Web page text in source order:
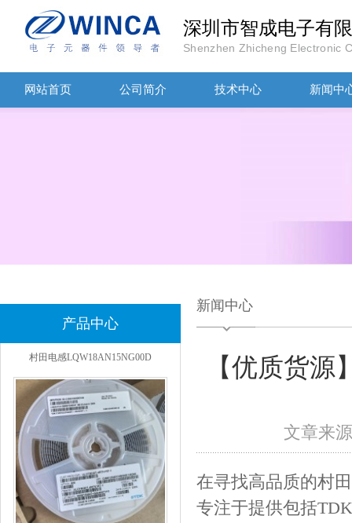
深圳市智成电子有
Shenzhen Zhicheng Electronic
网站首页 公司简介 技术中心 新闻中
产品中心
村田电感LQW18AN15NG00D
新闻中心
【优质货
文章来
在寻找高品质的村
专注于提供包括